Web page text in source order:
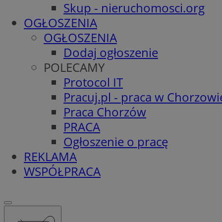
Skup - nieruchomosci.org
OGŁOSZENIA
OGŁOSZENIA
Dodaj ogłoszenie
POLECAMY
Protocol IT
Pracuj.pl - praca w
Praca Chorzów
PRACA
Ogłoszenie o pracę
REKLAMA
WSPÓŁPRACA